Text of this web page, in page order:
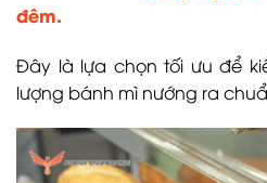
đêm.
Đây là lựa chọn tối ưu để
lượng bánh mì nướng ra